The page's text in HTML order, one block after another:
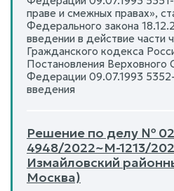
праве и смежных правах»,
Федерального закона
введении в действие части
Гражданского кодекса
Постановления Верховного
Федерации 09.07.1993
введения
Решение по делу №
4948/2022~М-1213/
Измайловский
Москва)